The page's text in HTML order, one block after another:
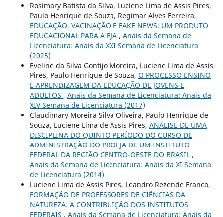
Rosimary Batista da Silva, Luciene Lima de Assis Pires,
Paulo Henrique de Souza, Regimar Alves Ferreira,
EDUCAÇÃO, VACINAÇÃO E FAKE NEWS: UM PRODUTO
EDUCACIONAL PARA A EJA , Anais da Semana de
Licenciatura: Anais da XXI Semana de Licenciatura
(2025)
Eveline da Silva Gontijo Moreira, Luciene Lima de Assis
Pires, Paulo Henrique de Souza, O PROCESSO ENSINO
E APRENDIZAGEM DA EDUCAÇÃO DE JOVENS E
ADULTOS , Anais da Semana de Licenciatura: Anais da
XIV Semana de Licenciatura (2017)
Claudimary Moreira Silva Oliveira, Paulo Henrique de
Souza, Luciene Lima de Assis Pires, ANÁLISE DE UMA
DISCIPLINA DO QUINTO PERÍODO DO CURSO DE
ADMINISTRAÇÃO DO PROEJA DE UM INSTITUTO
FEDERAL DA REGIÃO CENTRO-OESTE DO BRASIL ,
Anais da Semana de Licenciatura: Anais da XI Semana
de Licenciatura (2014)
Luciene Lima de Assis Pires, Leandro Rezende Franco,
FORMAÇÃO DE PROFESSORES DE CIÊNCIAS DA
NATUREZA: A CONTRIBUIÇÃO DOS INSTITUTOS
FEDERAIS , Anais da Semana de Licenciatura: Anais da